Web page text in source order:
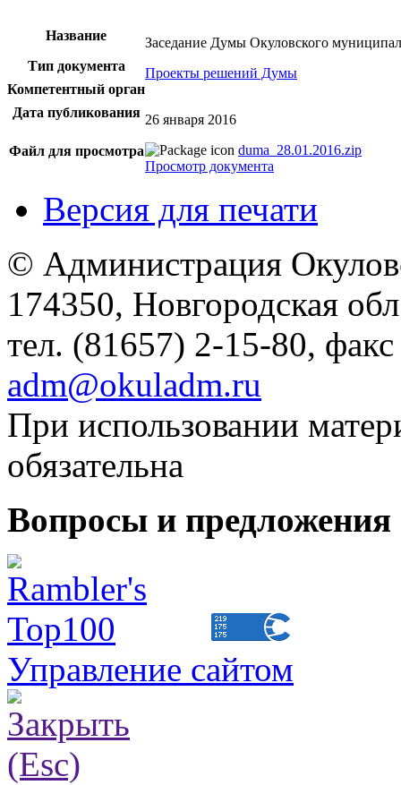
Название
Заседание Думы Окуловского
Тип документа
Проекты решений Думы
Компетентный орган
Дата публикования 26 января 2016
Файл для просмотра
duma_28.01.2016.zip
Просмотр документа
Версия для печати
© Администрация
174350, Новгородская
тел. (81657) 2-15-80,
adm@okuladm.ru
При использовании
обязательна
Вопросы и
Управление сайтом